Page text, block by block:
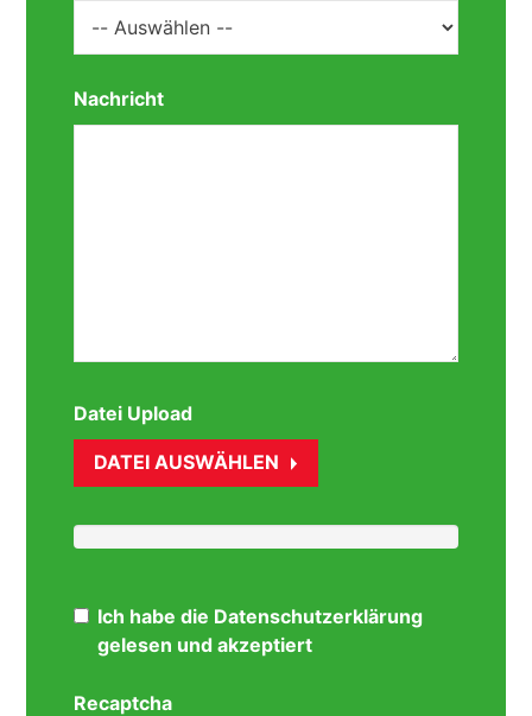
Nachricht
Datei Upload
DATEI AUSWÄHLEN
Ich habe die Datenschutzerklärung
gelesen und akzeptiert
Recaptcha